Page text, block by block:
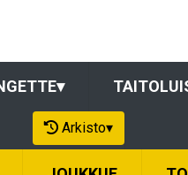
▾
Arkisto▾